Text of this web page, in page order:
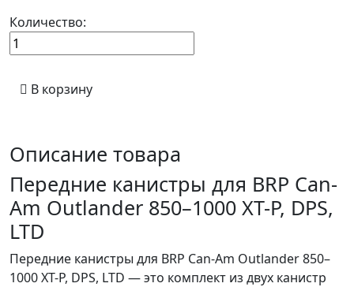
Количество:
В корзину
Описание товара
Передние канистры для BRP Can-
Am Outlander 850–1000 XT-P, DPS,
LTD
Передние канистры для BRP Can-Am Outlander 850–
1000 XT-P, DPS, LTD — это комплект из двух канистр